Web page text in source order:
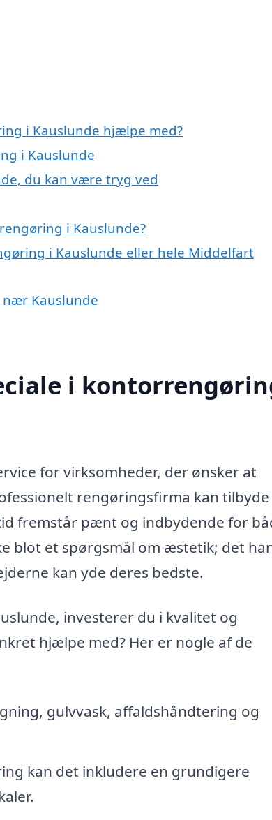
i Kauslunde hjælpe med?
i Kauslunde
du kan være tryg ved
i Kauslunde?
i Kauslunde eller hele Middelfart
Kauslunde
i
for virksomheder, der ønsker at
rengøringsfirma kan tilbyde
fremstår pænt og indbydende for
blot et spørgsmål om æstetik; det
kan yde deres bedste.
investerer du i kvalitet og
hjælpe med? Her er nogle af de
gulvvask, affaldshåndtering og
kan det inkludere en grundigere